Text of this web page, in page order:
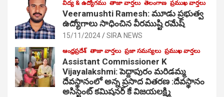
విద్య & ఉద్యోగము తాజా వార్తలు తెలంగాణ ప్రముఖ వార్తలు
Veeramushti Ramesh: మూడు ప్రభుత్వ
ఉద్యోగాలు సాధించిన వీరముష్టి రమేష్
15/11/2024 SIRA NEWS
ఆంధ్రప్రదేశ్ తాజా వార్తలు ప్రజా సమస్యలు ప్రముఖ వార్తలు
Assistant Commissioner K
Vijayalakshmi: పెద్దాపురం మరిడమ్మ
దేవస్థానంలో అన్న ప్రసాద వితరణ :దేవస్థానం
అసిస్టెంట్ కమిషనర్ కే విజయలక్ష్మి